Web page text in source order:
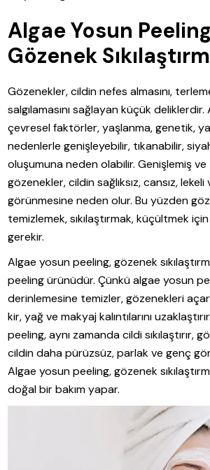
Algae Yosun
Gözenek
Gözenekler, cildin nefes almasını,
salgılamasını sağlayan küçük
çevresel faktörler, yaşlanma, genetik,
nedenlerle genişleyebilir, tıkanabilir,
oluşumuna neden olabilir. Genişlemiş ve
gözenekler, cildin sağlıksız, cansız, lekeli
görünmesine neden olur. Bu yüzden
temizlemek, sıkılaştırmak, küçültmek
gerekir.
Algae yosun peeling, gözenek
peeling ürünüdür. Çünkü algae yosun
derinlemesine temizler, gözenekleri
kir, yağ ve makyaj kalıntılarını
peeling, aynı zamanda cildi sıkılaştırır,
cildin daha pürüzsüz, parlak ve genç
Algae yosun peeling, gözenek
doğal bir bakım yapar.